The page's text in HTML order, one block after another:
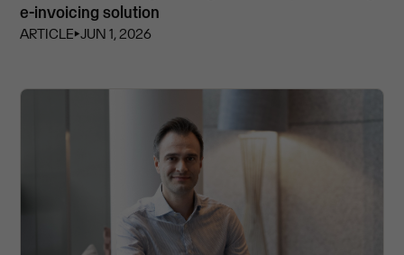
e-invoicing solution
ARTICLE⏵JUN 1, 2026